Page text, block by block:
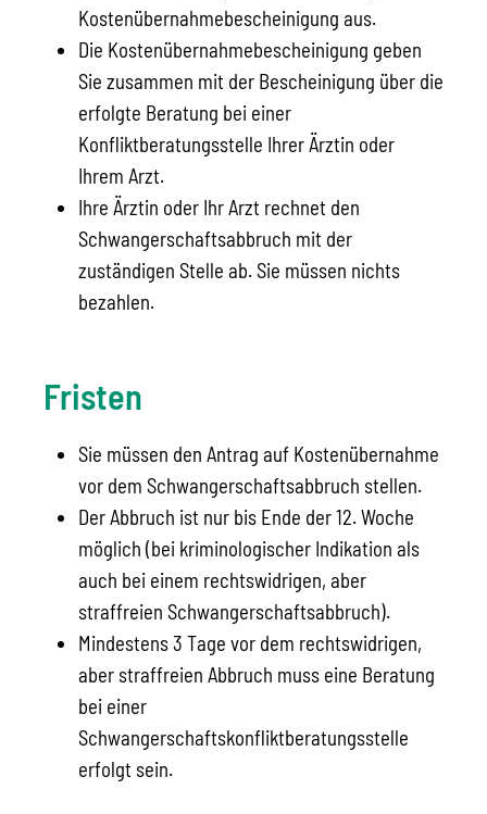
Kostenübernahmebescheinigung aus.
Die Kostenübernahmebescheinigung geben
Sie zusammen mit der Bescheinigung über die
erfolgte Beratung bei einer
Konfliktberatungsstelle Ihrer Ärztin oder
Ihrem Arzt.
Ihre Ärztin oder Ihr Arzt rechnet den
Schwangerschaftsabbruch mit der
zuständigen Stelle ab. Sie müssen nichts
bezahlen.
Fristen
Sie müssen den Antrag auf Kostenübernahme
vor dem Schwangerschaftsabbruch stellen.
Der Abbruch ist nur bis Ende der 12. Woche
möglich (bei kriminologischer Indikation als
auch bei einem rechtswidrigen, aber
straffreien Schwangerschaftsabbruch).
Mindestens 3 Tage vor dem rechtswidrigen,
aber straffreien Abbruch muss eine Beratung
bei einer
Schwangerschaftskonfliktberatungsstelle
erfolgt sein.